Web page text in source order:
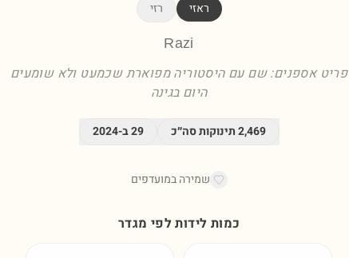
ראזי רזי
Razi
פריט אספנים: שם עם היסטוריה מפוארת שכמעט ולא שומעים
היום בגינה
2,469תינוקות סה״כ 29ב-2024
שמירה במועדפים
כמות לידות לפי מגדר